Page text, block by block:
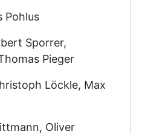
Pohlus
Sporrer,
Pieger
Löckle, Max
Oliver